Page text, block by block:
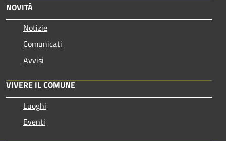
NOVITÀ
Notizie
Comunicati
Avvisi
VIVERE IL COMUNE
Luoghi
Eventi